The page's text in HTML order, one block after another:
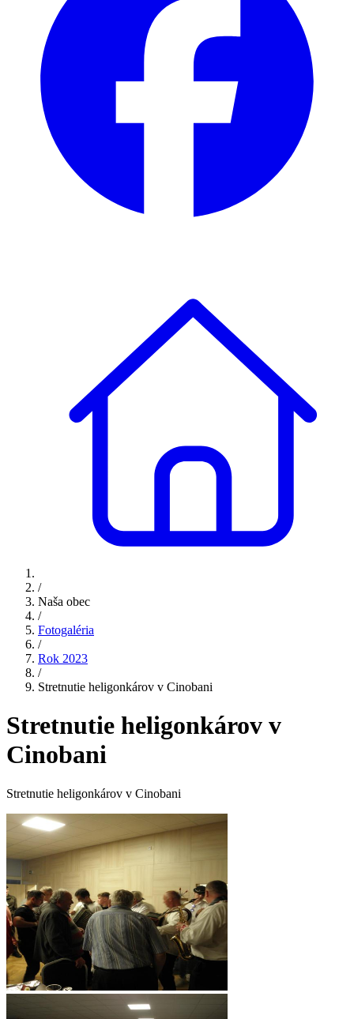
/
Naša obec
/
Fotogaléria
/
Rok 2023
/
Stretnutie heligonkárov v Cinobani
Stretnutie heligonkárov v
Cinobani
Stretnutie heligonkárov v Cinobani